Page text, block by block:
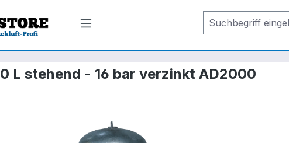
L stehend - 16 bar verzinkt AD2000